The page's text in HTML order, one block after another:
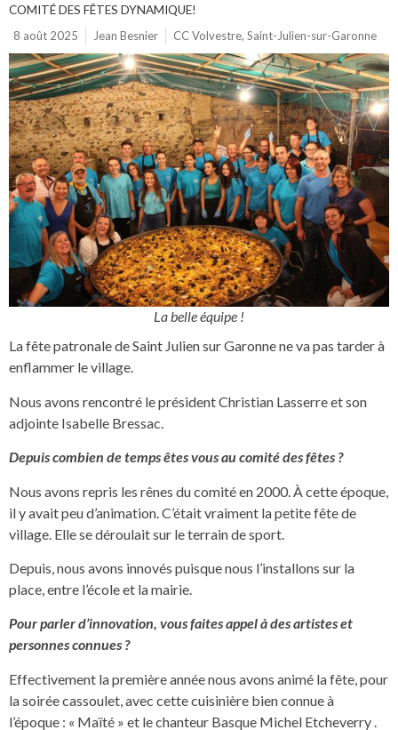
COMITÉ DES FÊTES DYNAMIQUE!
8 août 2025
Jean Besnier CC Volvestre, Saint-Julien-sur-Garonne
La belle équipe !
La fête patronale de Saint Julien sur Garonne ne va pas tarder à
enflammer le village.
Nous avons rencontré le président Christian Lasserre et son
adjointe Isabelle Bressac.
Depuis combien de temps êtes vous au comité des fêtes ?
Nous avons repris les rênes du comité en 2000. À cette époque,
il y avait peu d’animation. C’était vraiment la petite fête de
village. Elle se déroulait sur le terrain de sport.
Depuis, nous avons innovés puisque nous l’installons sur la
place, entre l’école et la mairie.
Pour parler d’innovation, vous faites appel à des artistes et
personnes connues ?
Effectivement la première année nous avons animé la fête, pour
la soirée cassoulet, avec cette cuisinière bien connue à
l’époque : « Maïté » et le chanteur Basque Michel Etcheverry .